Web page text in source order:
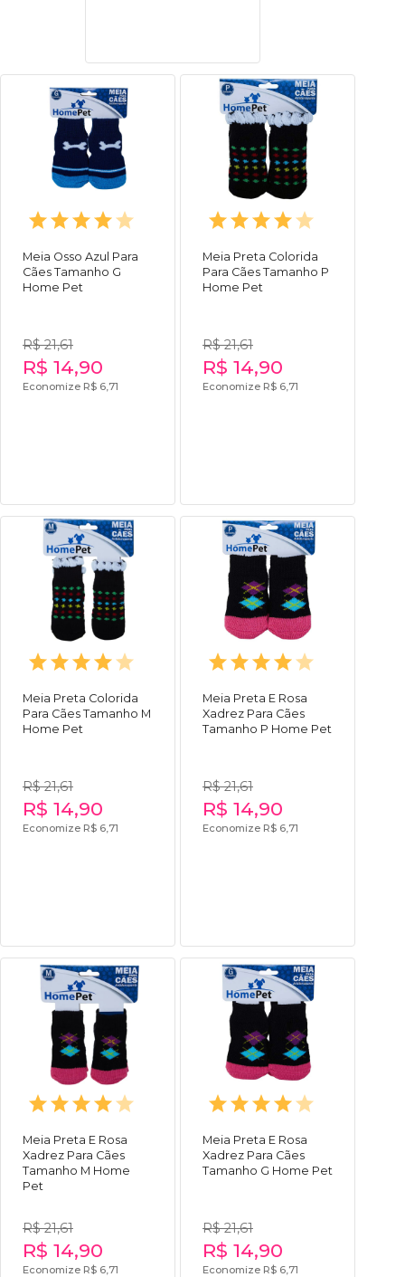
Meia Osso Azul Para
Cães Tamanho G
Home Pet
R$ 21,61
R$ 14,90
Economize R$ 6,71
Meia Preta Colorida
Para Cães Tamanho P
Home Pet
R$ 21,61
R$ 14,90
Economize R$ 6,71
Meia Preta Colorida
Para Cães Tamanho M
Home Pet
R$ 21,61
R$ 14,90
Economize R$ 6,71
Meia Preta E Rosa
Xadrez Para Cães
Tamanho P Home Pet
R$ 21,61
R$ 14,90
Economize R$ 6,71
Meia Preta E Rosa
Xadrez Para Cães
Tamanho M Home
Pet
R$ 21,61
R$ 14,90
Economize R$ 6,71
Meia Preta E Rosa
Xadrez Para Cães
Tamanho G Home Pet
R$ 21,61
R$ 14,90
Economize R$ 6,71